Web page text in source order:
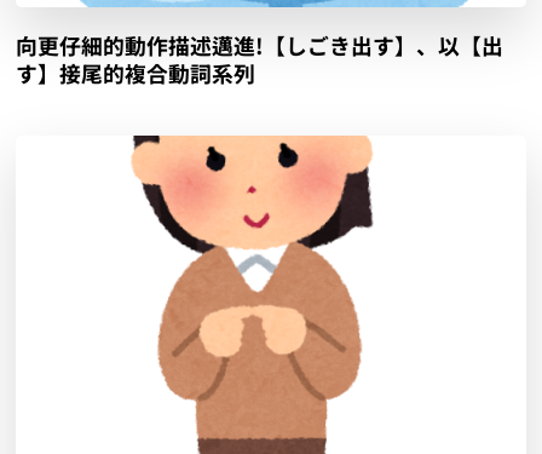
向更仔細的動作描述邁進!【しごき出す】、以【出
す】接尾的複合動詞系列